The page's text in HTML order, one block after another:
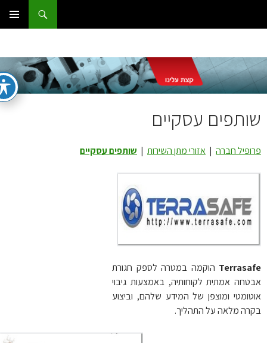
עסקיים
חברה|אזורי מתן השירות|שותפים עסקיים
​ הוקמה במטרה לספק חגורת
אמתית לקוחותיה, באמצעות גיבוי
ומוצפן של המידע שלהם, וביצוע
מלאה על התהליך.